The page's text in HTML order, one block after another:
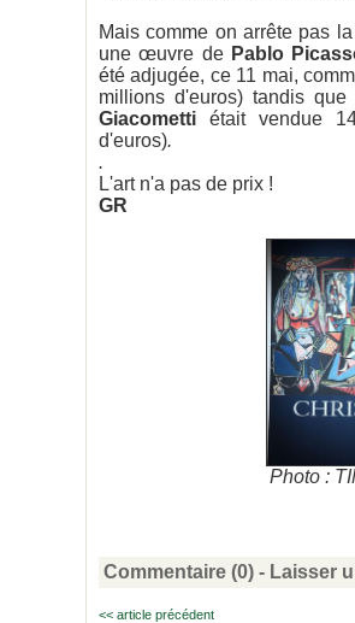
Mais comme on arrête pas
une œuvre de Pablo
été adjugée, ce 11 mai,
millions d'euros) tandis que
Giacometti était vendue
d'euros).
.
L'art n'a pas de prix !
GR
Photo :
Commentaire (0) - Laisser
<< article précédent